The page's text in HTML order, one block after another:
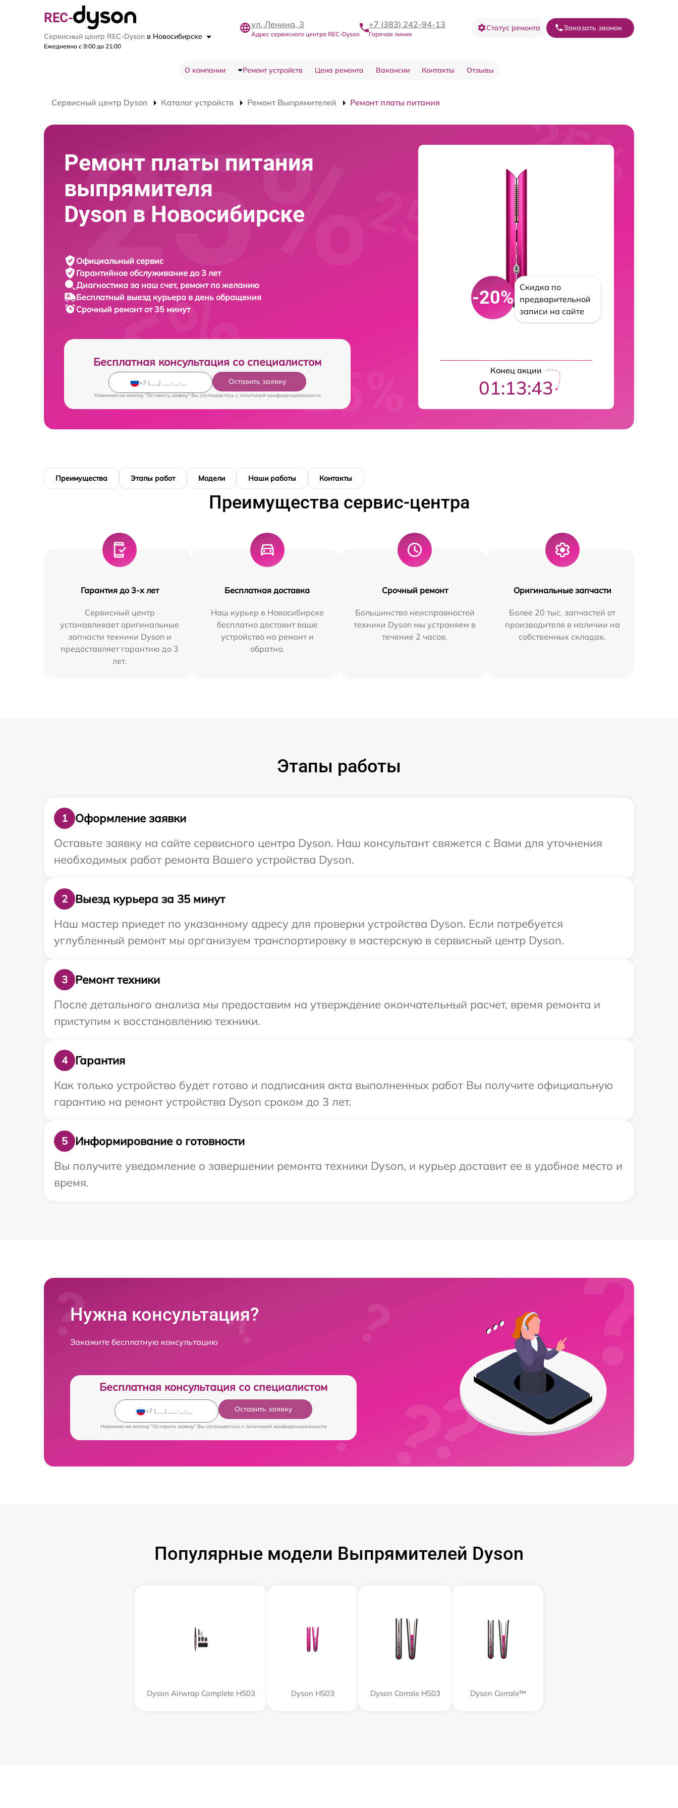
REC-
Сервисный центр REC-Dyson в Новосибирске
Ежедневно с 9:00 до 21:00
ул. Ленина, 3
Адрес сервисного центра REC-Dyson
+7 (383) 242-94-13
Горячая линия
Статус ремонта Заказать звонок
О компании Ремонт устройств Цена ремонта Вакансии Контакты Отзывы
Сервисный центр Dyson Каталог устройств Ремонт Выпрямителей Ремонт платы питания
Ремонт платы питания
выпрямителя
Dyson в Новосибирске
Официальный сервис
Гарантийное обслуживание до 3 лет
Диагностика за наш счет, ремонт по желанию
Бесплатный выезд курьера в день обращения
Срочный ремонтот 35 минут
Бесплатная консультация со специалистом
Оставить заявку
Нажимая на кнопку "Оставить заявку" Вы соглашаетесь c политикой конфиденциальности
-20%
Скидка по
предварительной
записи на сайте
Конец акции
01:13:42
Преимущества Этапы работ Модели Наши работы Контакты
Преимущества сервис-центра
Гарантия до 3-х лет
Сервисный центр
устанавливает оригинальные
запчасти техники Dyson и
предоставляет гарантию до 3
лет.
Бесплатная доставка
Наш курьер в Новосибирске
бесплатно доставит ваше
устройство на ремонт и
обратно.
Срочный ремонт
Большинство неисправностей
техники Dyson мы устраняем в
течение 2 часов.
Оригинальные запчасти
Более 20 тыс. запчастей от
производителя в наличии на
собственных складах.
Этапы работы
1
Оформление заявки
Оставьте заявку на сайте сервисного центра Dyson. Наш консультант свяжется с Вами для уточнения
необходимых работ ремонта Вашего устройства Dyson.
2
Выезд курьера за 35 минут
Наш мастер приедет по указанному адресу для проверки устройства Dyson. Если потребуется
углубленный ремонт мы организуем транспортировку в мастерскую в сервисный центр Dyson.
3
Ремонт техники
После детального анализа мы предоставим на утверждение окончательный расчет, время ремонта и
приступим к восстановлению техники.
4
Гарантия
Как только устройство будет готово и подписания акта выполненных работ Вы получите официальную
гарантию на ремонт устройства Dyson сроком до 3 лет.
5
Информирование о готовности
Вы получите уведомление о завершении ремонта техники Dyson, и курьер доставит ее в удобное место и
время.
Нужна консультация?
Закажите бесплатную консультацию
Бесплатная консультация со специалистом
Оставить заявку
Нажимая на кнопку "Оставить заявку" Вы соглашаетесь c политикой конфиденциальности
Популярные модели Выпрямителей Dyson
Dyson Airwrap Complete HS03 Dyson HS03 Dyson Corrale HS03 Dyson Corrale™